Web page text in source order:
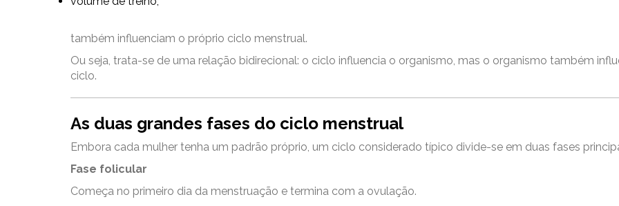
também influenciam o próprio ciclo menstrual.
Ou seja, trata-se de uma relação bidirecional: o ciclo influencia o organismo, mas o organismo também
ciclo.
As duas grandes fases do ciclo menstrual
Embora cada mulher tenha um padrão próprio, um ciclo considerado típico divide-se em duas fases
Fase folicular
Começa no primeiro dia da menstruação e termina com a ovulação.